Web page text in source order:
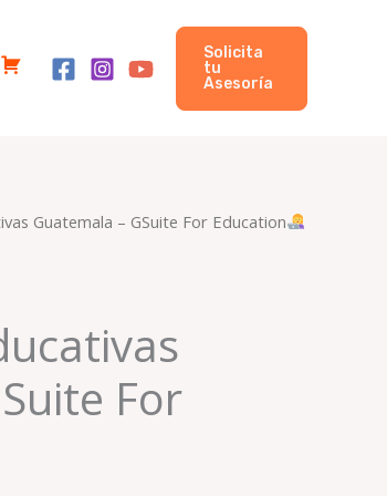
C
Solicita
tu
Asesoría
Guatemala – GSuite For Education
For